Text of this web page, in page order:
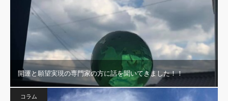
開運と願望実現の専門家の方に話を聞いてきました！！
コラム